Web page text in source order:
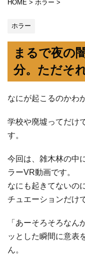
HOME > ホラー >
ホラー
まるで夜の
分。ただそ
なにが起こるのかわ
学校や廃墟ってだけ
す。
今回は、雑木林の中
ラーVR動画です。
なにも起きてないの
チュエーションだけ
「あーそろそろな
ッとした瞬間に意表
ん。